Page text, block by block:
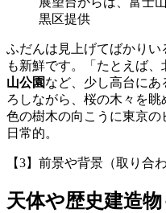
黒区提供
ふだんは見上げてばかり
も新鮮です。「たとえば、
山公園など、少し高台に
ろしながら、桜の木々を
色の樹木の向こうに東京
日常的。
【3】前景や背景（取り合
天体や歴史建造